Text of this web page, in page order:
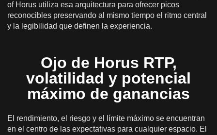
of Horus utiliza esa arquitectura para ofrecer picos
reconocibles preservando al mismo tiempo el ritmo central
y la legibilidad que definen la experiencia.
Ojo de Horus RTP,
volatilidad y potencial
máximo de ganancias
El rendimiento, el riesgo y el límite máximo se encuentran
en el centro de las expectativas para cualquier espacio. El